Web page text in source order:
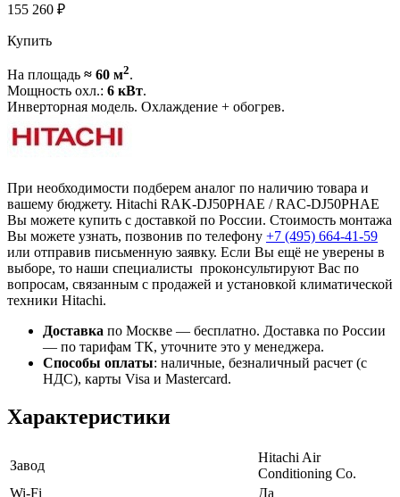
155 260 ₽
Купить
На площадь ≈ 60 м2.
Мощность охл.: 6 кВт.
Инверторная модель. Охлаждение + обогрев.
При необходимости подберем аналог по наличию товара и
вашему бюджету. Hitachi RAK-DJ50PHAE / RAC-DJ50PHAE
Вы можете купить с доставкой по России. Стоимость монтажа
Вы можете узнать, позвонив по телефону +7 (495) 664-41-59
или отправив письменную заявку. Если Вы ещё не уверены в
выборе, то наши специалисты проконсультируют Вас по
вопросам, связанным с продажей и установкой климатической
техники Hitachi.
Доставка по Москве — бесплатно. Доставка по России
— по тарифам ТК, уточните это у менеджера.
Способы оплаты: наличные, безналичный расчет (с
НДС), карты Visa и Mastercard.
Характеристики
Завод
Hitachi Air
Conditioning Co.
Wi-Fi
Да